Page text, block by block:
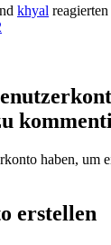
khyal
haben, um
erstellen